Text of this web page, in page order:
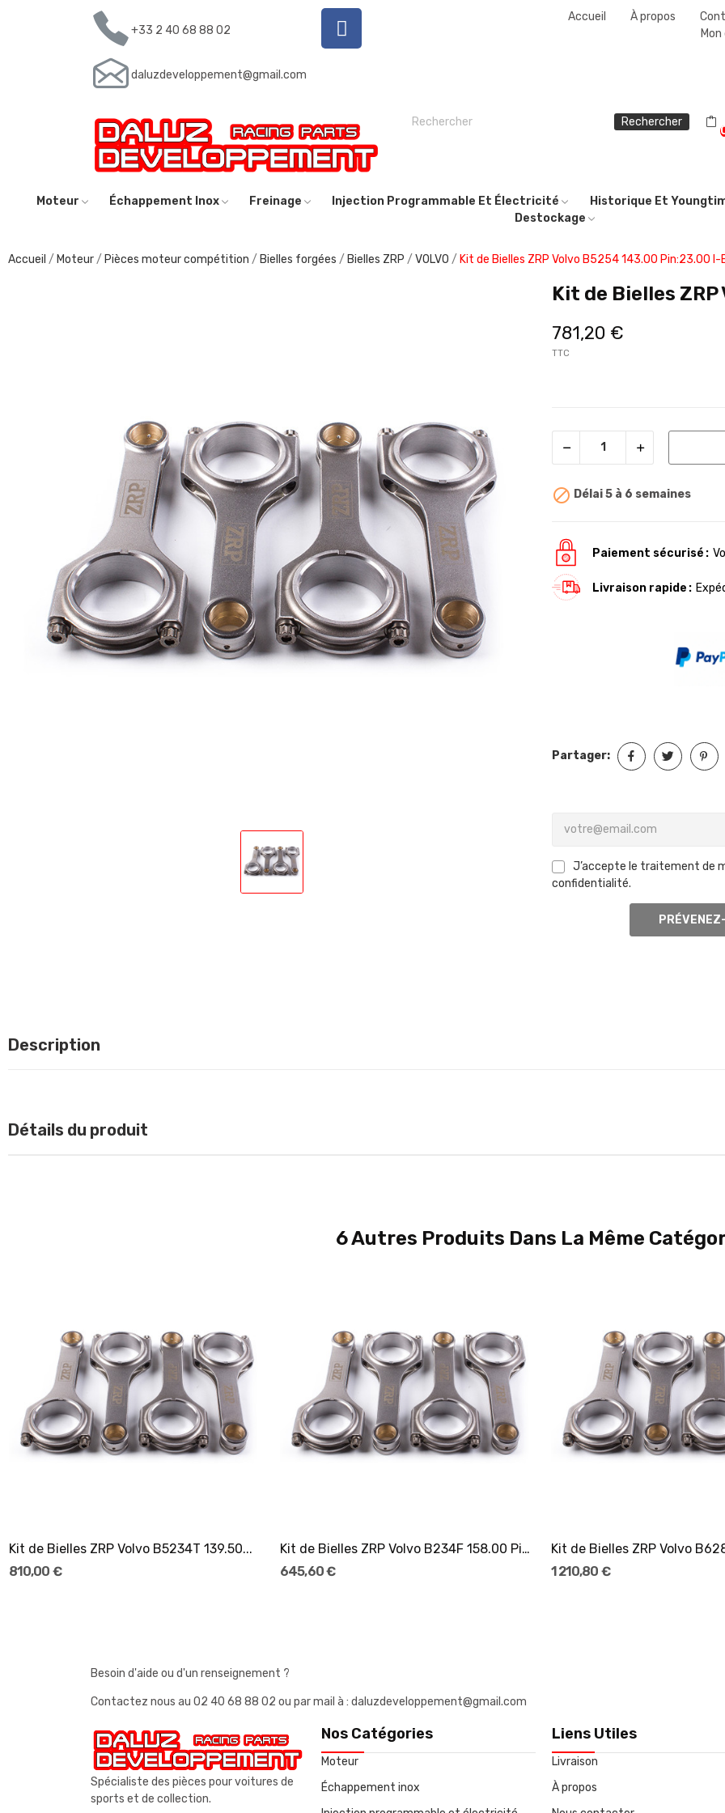
+33 2 40 68 88 02
daluzdeveloppement@gmail.com
Accueil À propos
Rechercher
Moteur Échappement Inox Freinage Injection Programmable Et Électricité
Historique Et
Destockage
Accueil Moteur Pièces moteur compétition Bielles forgées Bielles ZRP VOLVO Kit de Bielles ZRP Volvo B5254 143.00 Pin:23.00 I-
Kit de Bielles
781,20 €
TTC
 Délai 5 à 6 semaines
Paiement sécurisé
Livraison rapide
Partager:
J’accepte le traitement de
confidentialité.
Description
Détails du produit
6 Autres Produits Dans La Même
Kit de Bielles ZRP Volvo B5234T 139.50...
810,00 €
Kit de Bielles ZRP Volvo B234F 158.00 Pin:23.00...
645,60 €
Kit de Bielles ZRP Volvo
1 210,80 €
Besoin d'aide ou d'un renseignement ?
Contactez nous au 02 40 68 88 02 ou par mail à : daluzdeveloppement@gmail.com
Spécialiste des pièces pour voitures de
sports et de collection.
Nos Catégories
Moteur
Échappement inox
Liens Utiles
Livraison
À propos